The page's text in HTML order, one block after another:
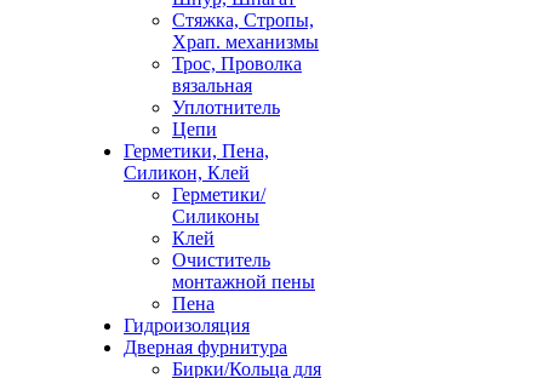
Стяжка, Стропы,
Храп. механизмы
Трос, Проволка
вязальная
Уплотнитель
Цепи
Герметики, Пена,
Силикон, Клей
Герметики/
Силиконы
Клей
Очиститель
монтажной пены
Пена
Гидроизоляция
Дверная фурнитура
Бирки/Кольца для